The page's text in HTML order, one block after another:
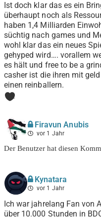
Ist doch klar das es ein
überhaupt noch als
haben 1,4 Milliarden
süchtig nach games und
wohl klar das ein neues
gehyped wird…. vorallem
es hält und free to be a
casher ist die ihren mit
einen reinballern.
1
Firavun Anubis
vor 1 Jahr
Der Benutzer hat diesen
Kynatara
vor 1 Jahr
Ich war jahrelang Fan von
über 10.000 Stunden in